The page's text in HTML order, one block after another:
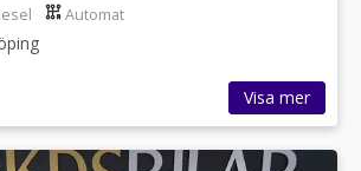
Automat
Visa mer